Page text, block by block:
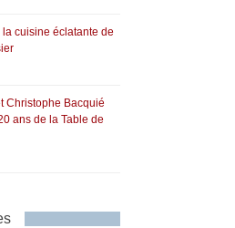
la cuisine éclatante de
Christophe Bacquié
ans de la Table de